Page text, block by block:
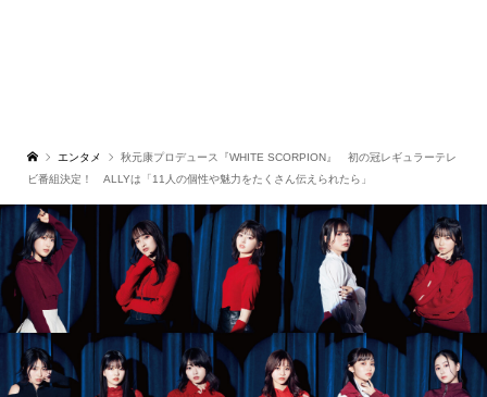
エンタメ
秋元康プロデュース『WHITE SCORPION』 初の冠レギュラーテレ
ビ番組決定！ ALLYは「11人の個性や魅力をたくさん伝えられたら」